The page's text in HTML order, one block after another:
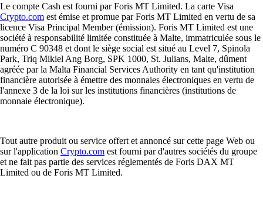
Le compte Cash est fourni par Foris MT Limited. La carte Visa
Crypto.com est émise et promue par Foris MT Limited en vertu de sa
licence Visa Principal Member (émission). Foris MT Limited est une
société à responsabilité limitée constituée à Malte, immatriculée sous le
numéro C 90348 et dont le siège social est situé au Level 7, Spinola
Park, Triq Mikiel Ang Borg, SPK 1000, St. Julians, Malte, dûment
agréée par la Malta Financial Services Authority en tant qu'institution
financière autorisée à émettre des monnaies électroniques en vertu de
l'annexe 3 de la loi sur les institutions financières (institutions de
monnaie électronique).
Tout autre produit ou service offert et annoncé sur cette page Web ou
sur l'application Crypto.com est fourni par d'autres sociétés du groupe
et ne fait pas partie des services réglementés de Foris DAX MT
Limited ou de Foris MT Limited.